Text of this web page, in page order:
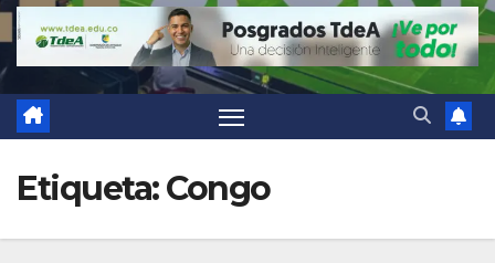
Etiqueta:Congo